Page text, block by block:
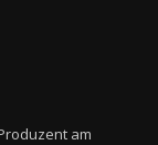
am